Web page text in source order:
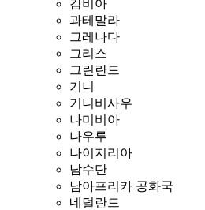
감비아
과테말라
그레나다
그리스
그린란드
기니
기니비사우
나미비아
나우루
나이지리아
남수단
남아프리카 공화국
네덜란드